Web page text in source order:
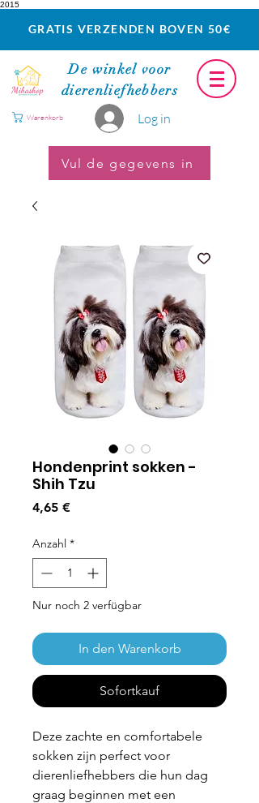
2015
GRATIS VERZENDEN BOVEN 50€
De winkel voor
dierenliefhebbers
Log in
Warenkorb
Vul de gegevens in
Hondenprint sokken -
Shih Tzu
4,65 €Preis
Anzahl *
Nur noch 2 verfügbar
In den Warenkorb
Sofortkauf
Deze zachte en comfortabele
sokken zijn perfect voor
dierenliefhebbers die hun dag
graag beginnen met een